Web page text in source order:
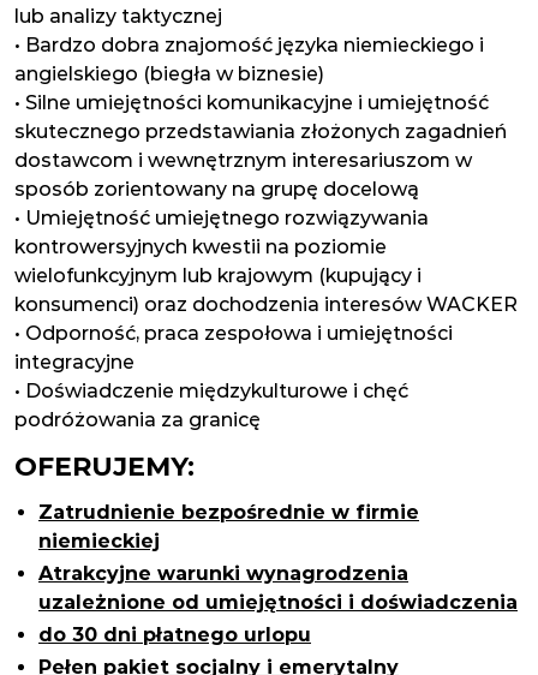
lub analizy taktycznej
• Bardzo dobra znajomość języka niemieckiego i
angielskiego (biegła w biznesie)
• Silne umiejętności komunikacyjne i umiejętność
skutecznego przedstawiania złożonych zagadnień
dostawcom i wewnętrznym interesariuszom w
sposób zorientowany na grupę docelową
• Umiejętność umiejętnego rozwiązywania
kontrowersyjnych kwestii na poziomie
wielofunkcyjnym lub krajowym (kupujący i
konsumenci) oraz dochodzenia interesów WACKER
• Odporność, praca zespołowa i umiejętności
integracyjne
• Doświadczenie międzykulturowe i chęć
podróżowania za granicę
OFERUJEMY:
Zatrudnienie bezpośrednie w firmie
niemieckiej
Atrakcyjne warunki wynagrodzenia
uzależnione od umiejętności i doświadczenia
do 30 dni płatnego urlopu
Pełen pakiet socjalny i emerytalny